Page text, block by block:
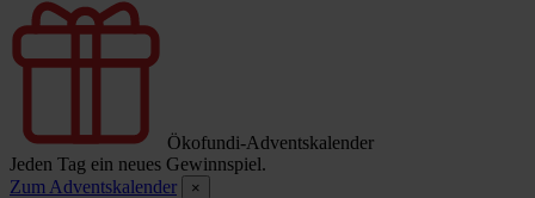
Ökofundi-Adventskalender
Jeden Tag ein neues Gewinnspiel.
Zum Adventskalender
×